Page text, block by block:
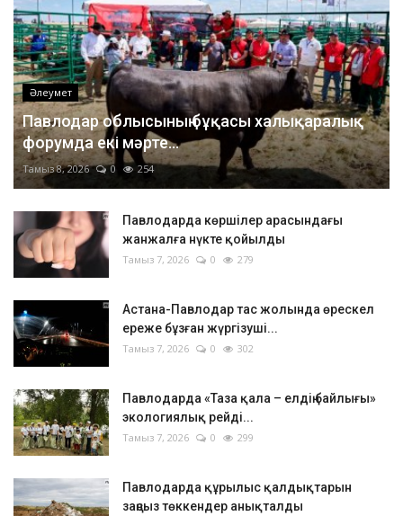
Әлеумет
Павлодар облысының бұқасы халықаралық
форумда екі мәрте...
Тамыз 8, 2026 0 254
Павлодарда көршілер арасындағы
жанжалға нүкте қойылды
Тамыз 7, 2026 0 279
Астана-Павлодар тас жолында өрескел
ереже бұзған жүргізуші...
Тамыз 7, 2026 0 302
Павлодарда «Таза қала – елдің байлығы»
экологиялық рейді...
Тамыз 7, 2026 0 299
Павлодарда құрылыс қалдықтарын
заңсыз төккендер анықталды